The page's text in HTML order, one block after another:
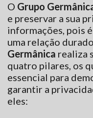
O Grupo
e preservar a sua
informações, pois
uma relação
Germânica realiza
quatro pilares, os
essencial para
garantir a
eles: